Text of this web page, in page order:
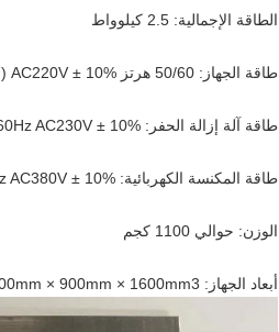
الطاقة الإجمالية: 2.5 كيلوواط
طاقة الجهاز: 50/60 هرتز AC220V ± 10% ((مرحلة واحدة)
طاقة آلة إزالة الحفر: 50/60Hz AC230V ± 10% ((مرحلة واحدة)
طاقة المكنسة الكهربائية: 1.5KW،50/60Hz AC380V ± 10% ((ثلاثة مراحل)
الوزن: حوالي 1100 كجم
أبعاد الجهاز: 1300mm × 900mm × 1600mm3